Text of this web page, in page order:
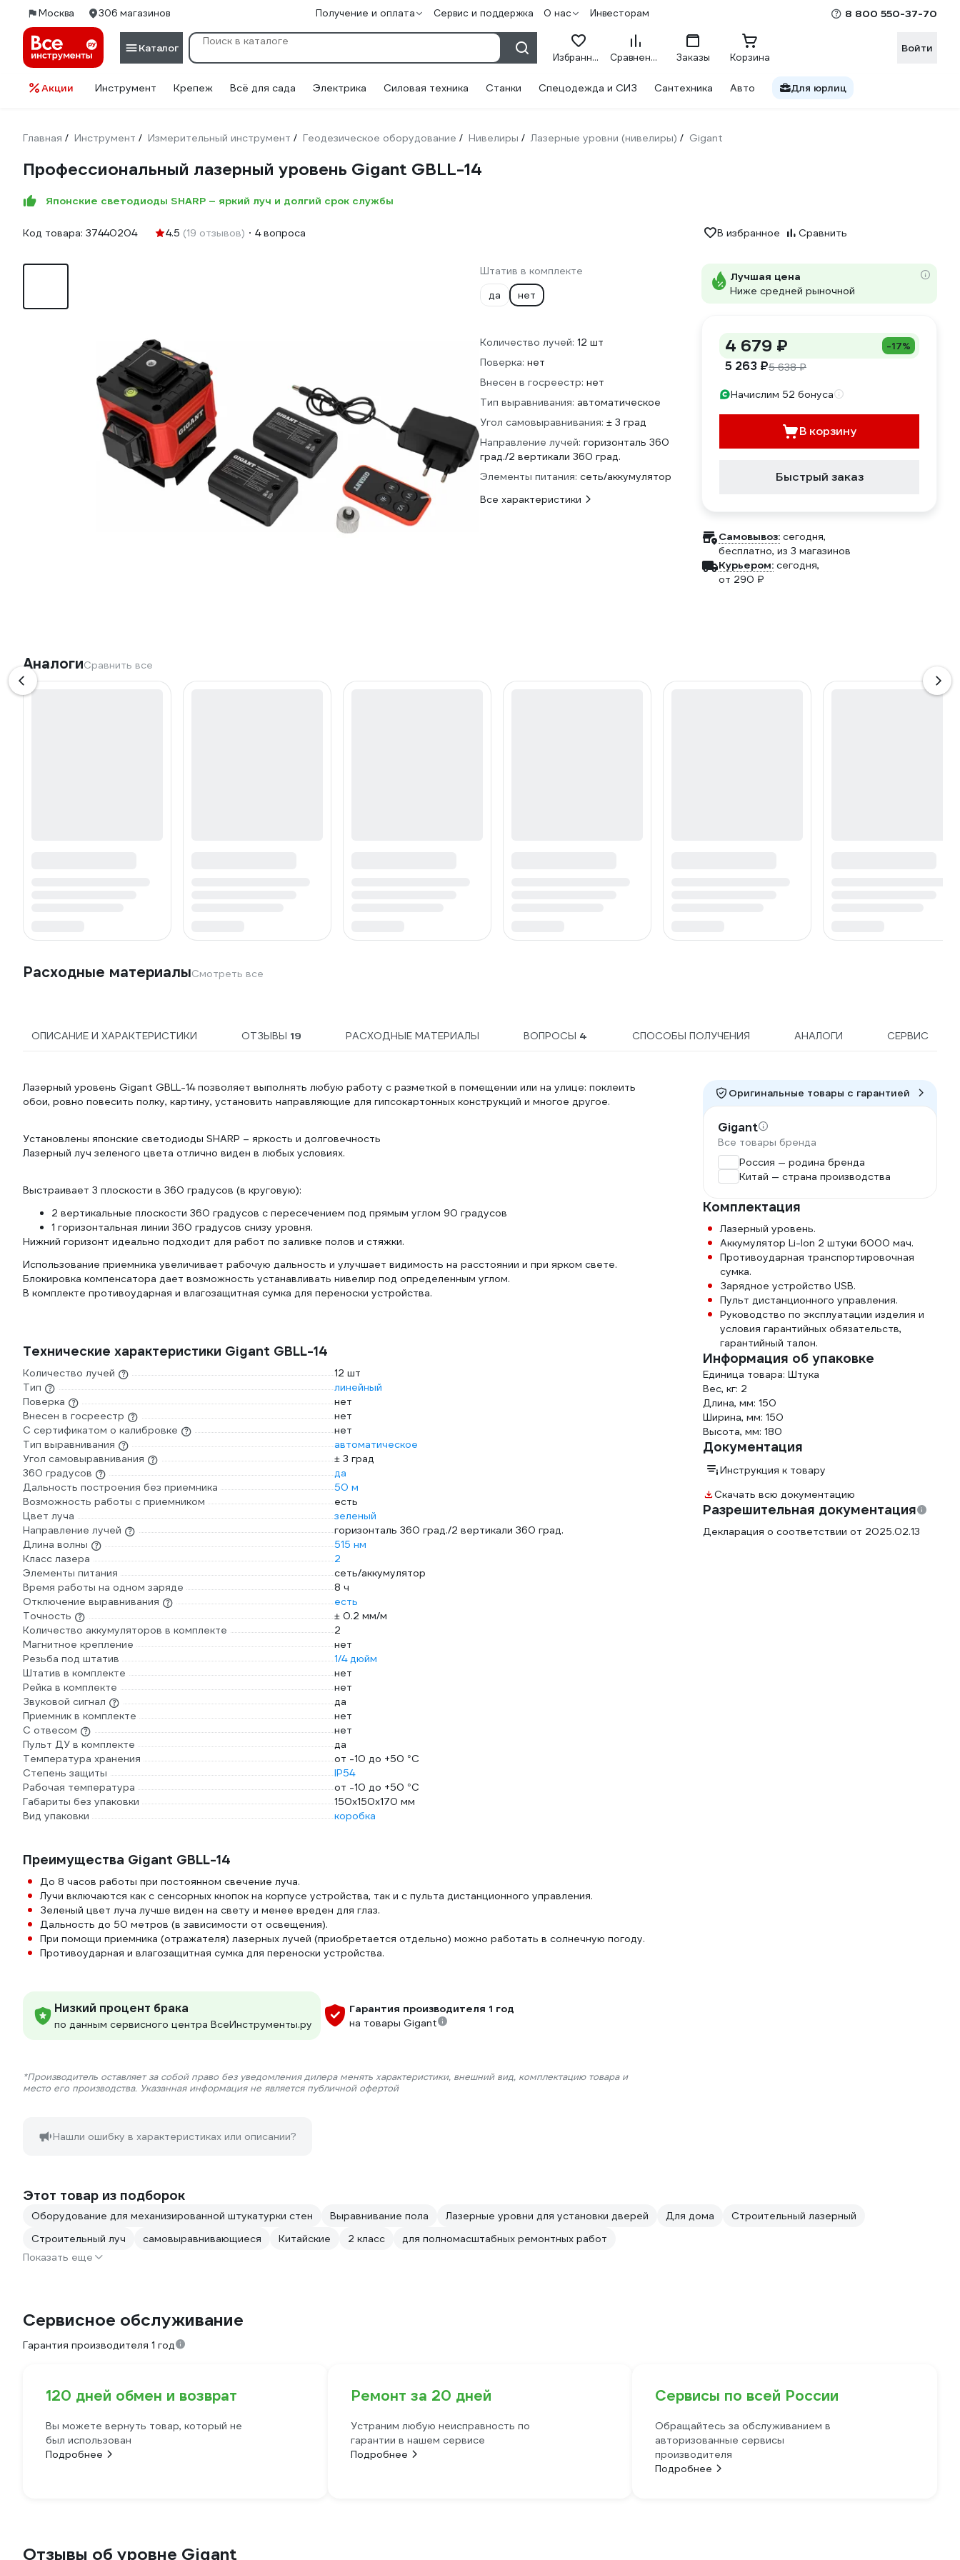
Москва 306 магазинов Получение и оплата Сервис и поддержка О нас Инвесторам 8 800 550-37-70
Каталог
Избранное Сравнение Заказы Корзина
Войти
Акции Инструмент Крепеж Всё для сада Электрика Силовая техника Станки Спецодежда и СИЗ Сантехника Авто Для юрлиц
Главная / Инструмент / Измерительный инструмент / Геодезическое оборудование / Нивелиры / Лазерные уровни (нивелиры) / Gigant
Профессиональный лазерный уровень Gigant GBLL-14
Японские светодиоды SHARP – яркий луч и долгий срок службы
Код товара: 37440204 4.5 (19 отзывов) 4 вопроса В избранное Сравнить
Штатив в комплекте
да
нет
Количество лучей: 12 шт
Поверка: нет
Внесен в госреестр: нет
Тип выравнивания: автоматическое
Угол самовыравнивания: ± 3 град
Направление лучей: горизонталь 360
град./2 вертикали 360 град.
Элементы питания: сеть/аккумулятор
Все характеристики
Лучшая цена
Ниже средней рыночной
4 679 ₽ -17%
5 263 ₽5 638 ₽
Начислим 52 бонуса
В корзину
Быстрый заказ
Самовывоз: сегодня,
бесплатно, из 3 магазинов
Курьером: сегодня,
от 290 ₽
АналогиСравнить все
Расходные материалыСмотреть все
ОПИСАНИЕ И ХАРАКТЕРИСТИКИ ОТЗЫВЫ 19 РАСХОДНЫЕ МАТЕРИАЛЫ ВОПРОСЫ 4 СПОСОБЫ ПОЛУЧЕНИЯ АНАЛОГИ СЕРВИС
Лазерный уровень Gigant GBLL-14 позволяет выполнять любую работу с разметкой в помещении или на улице: поклеить
обои, ровно повесить полку, картину, установить направляющие для гипсокартонных конструкций и многое другое.
Установлены японские светодиоды SHARP – яркость и долговечность
Лазерный луч зеленого цвета отлично виден в любых условиях.
Выстраивает 3 плоскости в 360 градусов (в круговую):
2 вертикальные плоскости 360 градусов с пересечением под прямым углом 90 градусов
1 горизонтальная линии 360 градусов снизу уровня.
Нижний горизонт идеально подходит для работ по заливке полов и стяжки.
Использование приемника увеличивает рабочую дальность и улучшает видимость на расстоянии и при ярком свете.
Блокировка компенсатора дает возможность устанавливать нивелир под определенным углом.
В комплекте противоударная и влагозащитная сумка для переноски устройства.
Технические характеристики Gigant GBLL-14
Количество лучей
12 шт
Тип
линейный
Поверка
нет
Внесен в госреестр
нет
С сертификатом о калибровке
нет
Тип выравнивания
автоматическое
Угол самовыравнивания
± 3 град
360 градусов
да
Дальность построения без приемника
50 м
Возможность работы с приемником
есть
Цвет луча
зеленый
Направление лучей
горизонталь 360 град./2 вертикали 360 град.
Длина волны
515 нм
Класс лазера
2
Элементы питания
сеть/аккумулятор
Время работы на одном заряде
8 ч
Отключение выравнивания
есть
Точность
± 0.2 мм/м
Количество аккумуляторов в комплекте
2
Магнитное крепление
нет
Резьба под штатив
1/4 дюйм
Штатив в комплекте
нет
Рейка в комплекте
нет
Звуковой сигнал
да
Приемник в комплекте
нет
С отвесом
нет
Пульт ДУ в комплекте
да
Температура хранения
от -10 до +50 °С
Степень защиты
IP54
Рабочая температура
от -10 до +50 °С
Габариты без упаковки
150x150x170 мм
Вид упаковки
коробка
Преимущества Gigant GBLL-14
До 8 часов работы при постоянном свечение луча.
Лучи включаются как с сенсорных кнопок на корпусе устройства, так и с пульта дистанционного управления.
Зеленый цвет луча лучше виден на свету и менее вреден для глаз.
Дальность до 50 метров (в зависимости от освещения).
При помощи приемника (отражателя) лазерных лучей (приобретается отдельно) можно работать в солнечную погоду.
Противоударная и влагозащитная сумка для переноски устройства.
Низкий процент брака
по данным сервисного центра ВсеИнструменты.ру
Гарантия производителя 1 год
на товары Gigant
*Производитель оставляет за собой право без уведомления дилера менять характеристики, внешний вид, комплектацию товара и
место его производства. Указанная информация не является публичной офертой
Нашли ошибку в характеристиках или описании?
Оригинальные товары c гарантией
Gigant
Все товары бренда
Россия — родина бренда
Китай — страна производства
Комплектация
Лазерный уровень.
Аккумулятор Li-Ion 2 штуки 6000 мач.
Противоударная транспортировочная
сумка.
Зарядное устройство USB.
Пульт дистанционного управления.
Руководство по эксплуатации изделия и
условия гарантийных обязательств,
гарантийный талон.
Информация об упаковке
Единица товара: Штука
Вес, кг: 2
Длина, мм: 150
Ширина, мм: 150
Высота, мм: 180
Документация
Инструкция к товару
Скачать всю документацию
Разрешительная документация
Декларация о соответствии от 2025.02.13
Этот товар из подборок
Оборудование для механизированной штукатурки стен Выравнивание пола Лазерные уровни для установки дверей Для дома
Строительный лазерный
Строительный луч
самовыравнивающиеся Китайские 2 класс
для полномасштабных ремонтных работ
Показать еще
Сервисное обслуживание
Гарантия производителя 1 год
120 дней обмен и возврат
Вы можете вернуть товар, который не
был использован
Подробнее
Ремонт за 20 дней
Устраним любую неисправность по
гарантии в нашем сервисе
Подробнее
Сервисы по всей России
Обращайтесь за обслуживанием в
авторизованные сервисы
производителя
Подробнее
Отзывы об уровне Gigant